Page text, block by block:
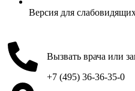
Версия для
Вызвать врача или
+7 (495) 36-36-35-0